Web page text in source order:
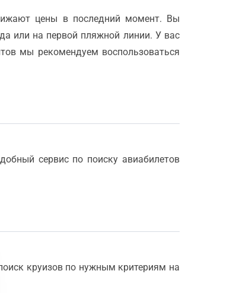
цены в последний момент. Вы
или на первой пляжной линии. У вас
мы рекомендуем воспользоваться
сервис по поиску авиабилетов
круизов по нужным критериям на